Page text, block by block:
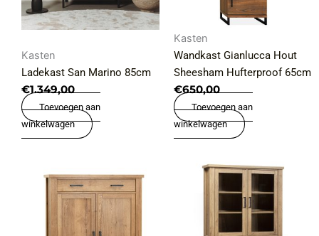
Kasten
Ladekast San Marino 85cm
€1.349,00
Toevoegen aan
winkelwagen
Kasten
Wandkast Gianlucca Hout
Sheesham Hufterproof 65cm
€650,00
Toevoegen aan
winkelwagen